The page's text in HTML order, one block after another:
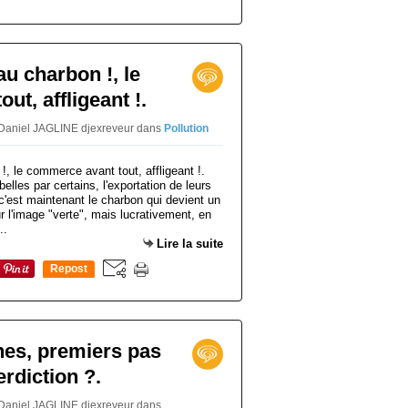
charbon !, le
affligeant !.
JAGLINE djexreveur dans Pollution
par certains, l'exportation de leurs
maintenant le charbon qui devient un
l'image "verte", mais lucrativement, en
Lire la suite
Repost
premiers pas
?.
JAGLINE djexreveur dans